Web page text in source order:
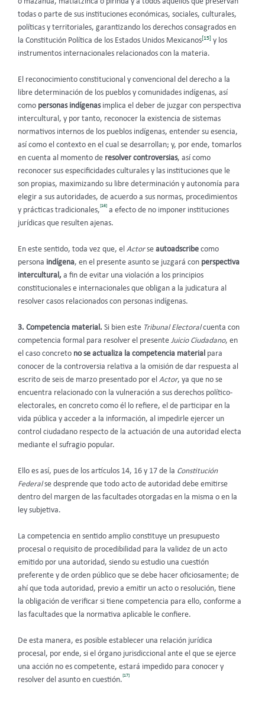
o mazahua, matlatzinca o pirinda y a todos aquellos que preservan
todas o parte de sus instituciones económicas, sociales, culturales,
políticas y territoriales, garantizando los derechos consagrados en
la Constitución Política de los Estados Unidos Mexicanos[15] y los
instrumentos internacionales relacionados con la materia.
El reconocimiento constitucional y convencional del derecho a la
libre determinación de los pueblos y comunidades indígenas, así
como personas indígenasimplica el deber de juzgar con perspectiva
intercultural, y por tanto, reconocer la existencia de sistemas
normativos internos de los pueblos indígenas, entender su esencia,
así como el contexto en el cual se desarrollan; y, por ende, tomarlos
en cuenta al momento de resolver controversias, así como
reconocer sus especificidades culturales y las instituciones que le
son propias, maximizando su libre determinación y autonomía para
elegir a sus autoridades, de acuerdo a sus normas, procedimientos
y prácticas tradicionales,
[16]
a efecto de no imponer instituciones
jurídicas que resulten ajenas.
En este sentido, toda vez que, el Actorse autoadscribe como
persona indígena, en el presente asunto se juzgará con perspectiva
intercultural, a fin de evitar una violación a los principios
constitucionales e internacionales que obligan a la judicatura al
resolver casos relacionados con personas indígenas.
3. Competencia material. Si bien este Tribunal Electoralcuenta con
competencia formal para resolver el presente Juicio Ciudadano, en
el caso concreto no se actualiza la competencia material para
conocer de la controversia relativa a la omisión de dar respuesta al
escrito de seis de marzo presentado por el Actor, ya que no se
encuentra relacionado con la vulneración a sus derechos político-
electorales, en concreto como él lo refiere, el de participar en la
vida pública y acceder a la información, al impedirle ejercer un
control ciudadano respecto de la actuación de una autoridad electa
mediante el sufragio popular.
Ello es así, pues de los artículos 14, 16 y 17 de la Constitución
Federalse desprende que todo acto de autoridad debe emitirse
dentro del margen de las facultades otorgadas en la misma o en la
ley subjetiva.
La competencia en sentido amplio constituye un presupuesto
procesal o requisito de procedibilidad para la validez de un acto
emitido por una autoridad, siendo su estudio una cuestión
preferente y de orden público que se debe hacer oficiosamente; de
ahí que toda autoridad, previo a emitir un acto o resolución, tiene
la obligación de verificar si tiene competencia para ello, conforme a
las facultades que la normativa aplicable le confiere.
De esta manera, es posible establecer una relación jurídica
procesal, por ende, si el órgano jurisdiccional ante el que se ejerce
una acción no es competente, estará impedido para conocer y
resolver del asunto en cuestión.
[17]